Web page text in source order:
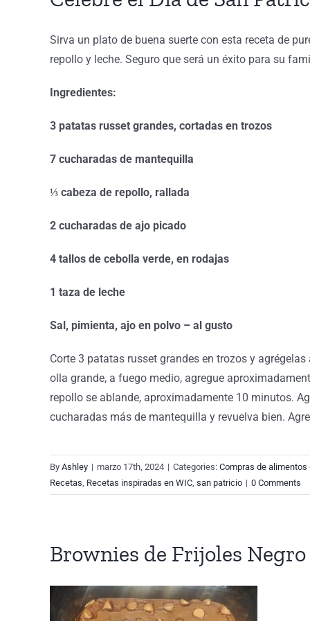
Sirva un plato de buena suerte con esta receta de
repollo y leche. Seguro que será un éxito para su
Ingredientes:
3 patatas russet grandes, cortadas en trozos
7 cucharadas de mantequilla
⅓ cabeza de repollo, rallada
2 cucharadas de ajo picado
4 tallos de cebolla verde, en rodajas
1 taza de leche
Sal, pimienta, ajo en polvo – al gusto
Corte 3 patatas russet grandes en trozos y
olla grande, a fuego medio, agregue
repollo se ablande, aproximadamente 10 minutos.
cucharadas más de mantequilla y revuelva bien.
By Ashley | marzo 17th, 2024 | Categories: Compras de alimentos
Recetas, Recetas inspiradas en WIC, san patricio | 0 Comments
Brownies de Frijoles Negro